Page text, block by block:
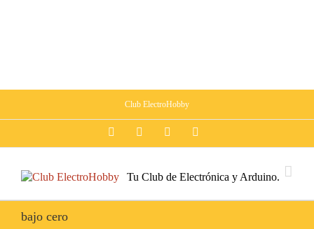
Club ElectroHobby
FacebookTwitter Youtube
Tu Club de Electrónica y Arduino.
bajo cero